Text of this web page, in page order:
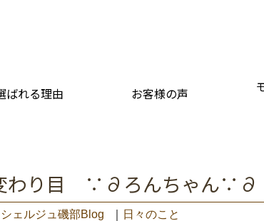
ばれる理由 お客様の声
わり目 ∵∂ろんちゃん∵∂
ェルジュ磯部Blog 日々のこと